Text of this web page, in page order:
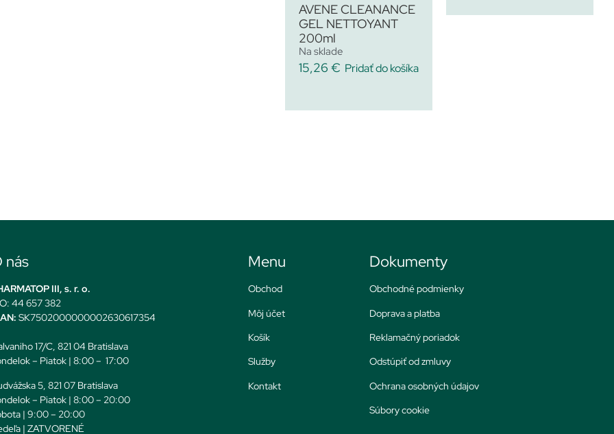
AVENE CLEANANCE
GEL NETTOYANT
200ml
Na sklade
15,26 € Pridať do košíka
nás
III, s. r. o.
44 657 382
SK7502000000002630617354
17/C, 821 04 Bratislava
– Piatok | 8:00 – 17:00
5, 821 07 Bratislava
– Piatok | 8:00 – 20:00
| 9:00 – 20:00
| ZATVORENÉ
Menu
Obchod
Môj účet
Košík
Služby
Kontakt
Dokumenty
Obchodné podmienky
Doprava a platba
Reklamačný poriadok
Odstúpiť od zmluvy
Ochrana osobných údajov
Súbory cookie